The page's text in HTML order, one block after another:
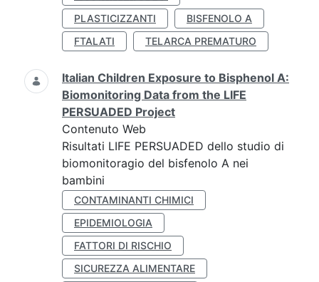
PLASTICIZZANTI
BISFENOLO A
FTALATI
TELARCA PREMATURO
Italian Children Exposure to Bisphenol A:
Biomonitoring Data from the LIFE
PERSUADED Project
Contenuto Web
Risultati LIFE PERSUADED dello studio di
biomonitoragio del bisfenolo A nei
bambini
CONTAMINANTI CHIMICI
EPIDEMIOLOGIA
FATTORI DI RISCHIO
SICUREZZA ALIMENTARE